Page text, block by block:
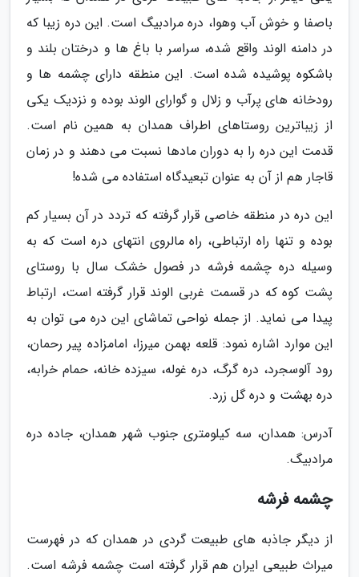
باصفا و خوش آب وهوا، دره مرادبیگ است. این دره زیبا که
در دامنه الوند واقع شده، سراسر با باغ ها و درختان بلند و
باشکوه پوشیده شده است. این منطقه دارای چشمه ها و
رودخانه های پرآب و زلال و گوارای الوند بوده و نزدیک یکی
از زیباترین روستاهای اطراف همدان به همین نام است.
قدمت این دره را به دوران مادها نسبت می دهند و در زمان
قاجار هم از آن به عنوان تبعیدگاه استفاده می شده!
این دره در منطقه خاصی قرار گرفته که تردد در آن بسیار کم
بوده و تنها راه ارتباطی، راه مالروی انتهای دره است که به
وسیله دره چشمه فرشه در فصول خشک سال با روستای
پشت کوه که در قسمت غربی الوند قرار گرفته است، ارتباط
پیدا می نماید. از جمله نواحی تماشای این دره می توان به
این موارد اشاره نمود: قلعه بهمن میرزا، امامزاده پیر رحمان،
رود آلوسجرد، دره گرگ، دره غوله، سیزده خانه، حمام خرابه،
دره بهشت و دره گل زرد.
آدرس: همدان، سه کیلومتری جنوب شهر همدان، جاده دره
مرادبیگ.
چشمه فرشه
از دیگر جاذبه های طبیعت گردی در همدان که در فهرست
میراث طبیعی ایران هم قرار گرفته است چشمه فرشه است.